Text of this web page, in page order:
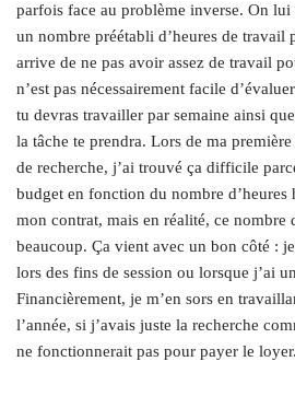
parfois face au problème inverse. On
un nombre préétabli d’heures de travail
arrive de ne pas avoir assez de travail
n’est pas nécessairement facile
tu devras travailler par semaine ainsi
la tâche te prendra. Lors de ma première
de recherche, j’ai trouvé ça difficile
budget en fonction du nombre d’heures
mon contrat, mais en réalité, ce nombre
beaucoup. Ça vient avec un bon côté :
lors des fins de session ou lorsque j’ai
Financièrement, je m’en sors en
l’année, si j’avais juste la recherche
ne fonctionnerait pas pour payer le